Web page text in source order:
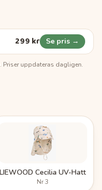
299 kr Se pris →
Priser uppdateras dagligen.
LIEWOOD Cecilia UV-Hatt
Nr3